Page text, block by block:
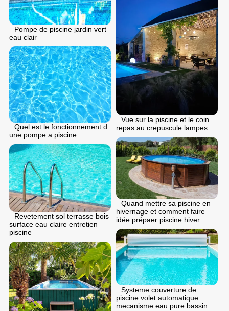
Pompe de piscine jardin vert
eau clair
Vue sur la piscine et le coin
repas au crepuscule lampes
Quel est le fonctionnement d
une pompe a piscine
Quand mettre sa piscine en
hivernage et comment faire
idée prépaer piscine hiver
Revetement sol terrasse bois
surface eau claire entretien
piscine
Systeme couverture de
piscine volet automatique
mecanisme eau pure bassin